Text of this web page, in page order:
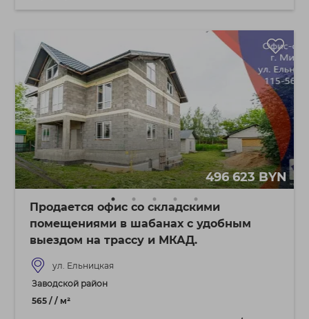
496 623 BYN
Продается офис со складскими
помещениями в шабанах с удобным
выездом на трассу и МКАД.
ул. Ельницкая
Заводской район
565 / / м²